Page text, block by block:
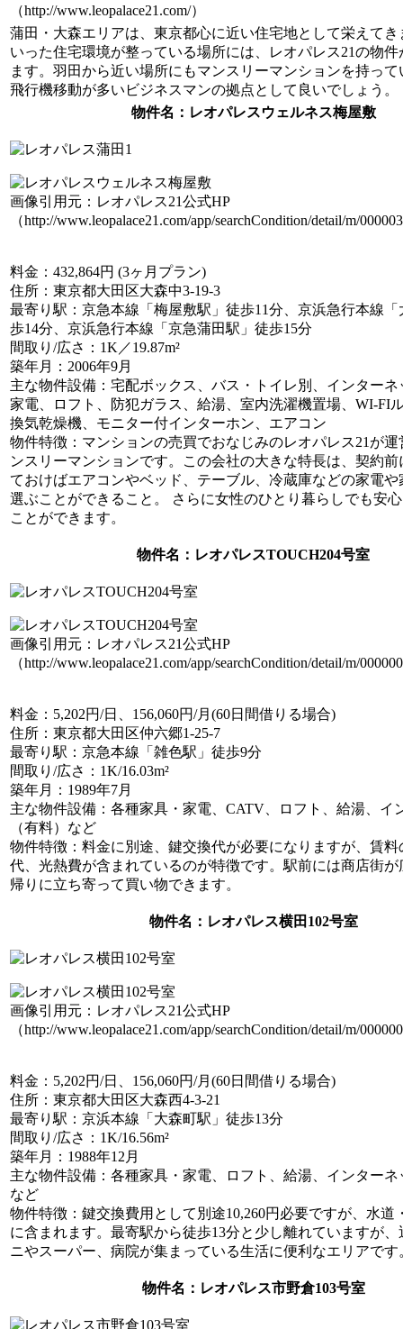
（http://www.leopalace21.com/）
蒲田・大森エリアは、東京都心に近い住宅地として栄えてき
いった住宅環境が整っている場所には、レオパレス21の物
ます。羽田から近い場所にもマンスリーマンションを持っ
飛行機移動が多いビジネスマンの拠点として良いでしょう。
物件名 ：レオパレスウェルネス梅屋敷
画像引用元：レオパレス21公式HP
（http://www.leopalace21.com/app/searchCondition/detail/m/
料金 ：432,864円 (3ヶ月プラン)
住所 ：東京都大田区大森中3-19-3
最寄り駅 ：京急本線「梅屋敷駅」徒歩11分、京浜急行本線
歩14分、京浜急行本線「京急蒲田駅」徒歩15分
間取り/広さ ：1K／19.87m²
築年月
：2006年9月
主な物件設備 ：宅配ボックス、バス・トイレ別、インター
家電、ロフト、防犯ガラス、給湯、室内洗濯機置場、WI-FI
換気乾燥機、モニター付インターホン、エアコン
物件特徴 ：マンションの売買でおなじみのレオパレス21が
ンスリーマンションです。この会社の大きな特長は、契約
ておけばエアコンやベッド、テーブル、冷蔵庫などの家電や
選ぶことができること。 さらに女性のひとり暮らしでも安
ことができます。
物件名 ：レオパレスTOUCH204号室
画像引用元：レオパレス21公式HP
（http://www.leopalace21.com/app/searchCondition/detail/m/
料金 ：5,202円/日、156,060円/月(60日間借りる場合)
住所 ：東京都大田区仲六郷1-25-7
最寄り駅 ：京急本線「雑色駅」徒歩9分
間取り/広さ ：1K/16.03m²
築年月
：1989年7月
主な物件設備 ：各種家具・家電、CATV、ロフト、給湯、イ
（有料）など
物件特徴 ：料金に別途、鍵交換代が必要になりますが、賃
代、光熱費が含まれているのが特徴です。駅前には商店街が
帰りに立ち寄って買い物できます。
物件名 ：レオパレス横田102号室
画像引用元：レオパレス21公式HP
（http://www.leopalace21.com/app/searchCondition/detail/m/
料金 ：5,202円/日、156,060円/月(60日間借りる場合)
住所 ：東京都大田区大森西4-3-21
最寄り駅 ：京浜本線「大森町駅」徒歩13分
間取り/広さ ：1K/16.56m²
築年月
：1988年12月
主な物件設備 ：各種家具・家電、ロフト、給湯、インター
など
物件特徴 ：鍵交換費用として別途10,260円必要ですが、水道
に含まれます。最寄駅から徒歩13分と少し離れていますが
ニやスーパー、病院が集まっている生活に便利なエリアです
物件名 ：レオパレス市野倉103号室